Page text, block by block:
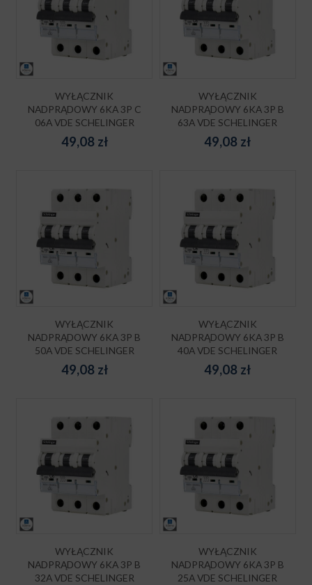
WYŁĄCZNIK
NADPRĄDOWY 6KA 3P C
06A VDE SCHELINGER
49,08 zł
WYŁĄCZNIK
NADPRĄDOWY 6KA 3P B
63A VDE SCHELINGER
49,08 zł
WYŁĄCZNIK
NADPRĄDOWY 6KA 3P B
50A VDE SCHELINGER
49,08 zł
WYŁĄCZNIK
NADPRĄDOWY 6KA 3P B
40A VDE SCHELINGER
49,08 zł
WYŁĄCZNIK
NADPRĄDOWY 6KA 3P B
32A VDE SCHELINGER
WYŁĄCZNIK
NADPRĄDOWY 6KA 3P B
25A VDE SCHELINGER